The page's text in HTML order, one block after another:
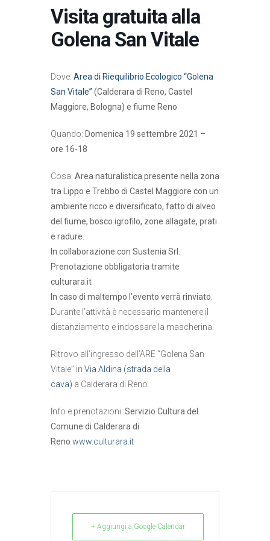
Visita gratuita alla
Golena San Vitale
Dove: Area di Riequilibrio Ecologico “Golena
San Vitale” (Calderara di Reno, Castel
Maggiore, Bologna) e fiume Reno
Quando: Domenica 19 settembre 2021 –
ore 16-18
Cosa: Area naturalistica presente nella zona
tra Lippo e Trebbo di Castel Maggiore con un
ambiente ricco e diversificato, fatto di alveo
del fiume, bosco igrofilo, zone allagate, prati
e radure.
In collaborazione con Sustenia Srl.
Prenotazione obbligatoria tramite
culturara.it
In caso di maltempo l’evento verrà rinviato.
Durante l’attività è necessario mantenere il
distanziamento e indossare la mascherina.
Ritrovo all’ingresso dell’ARE “Golena San
Vitale” in Via Aldina (strada della
cava) a Calderara di Reno.
Info e prenotazioni: Servizio Cultura del
Comune di Calderara di
Reno www.culturara.it
+ Aggiungi a Google Calendar